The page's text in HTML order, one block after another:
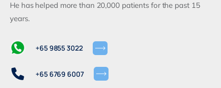
He has helped more than 20,000 patients for the past 15
years.
+65 9855 3022
+65 6769 6007